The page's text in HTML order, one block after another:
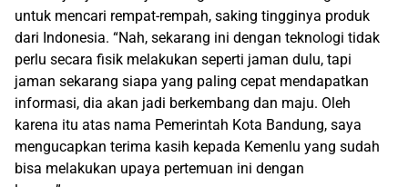
untuk mencari rempat-rempah, saking tingginya produk
dari Indonesia. “Nah, sekarang ini dengan teknologi tidak
perlu secara fisik melakukan seperti jaman dulu, tapi
jaman sekarang siapa yang paling cepat mendapatkan
informasi, dia akan jadi berkembang dan maju. Oleh
karena itu atas nama Pemerintah Kota Bandung, saya
mengucapkan terima kasih kepada Kemenlu yang sudah
bisa melakukan upaya pertemuan ini dengan